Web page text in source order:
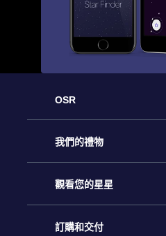
OSR
客戶服務
聯繫我們
博客
我們的禮物
Online Star禮物
OSR禮物包
觀看您的星星
星星注册
訂購和交付